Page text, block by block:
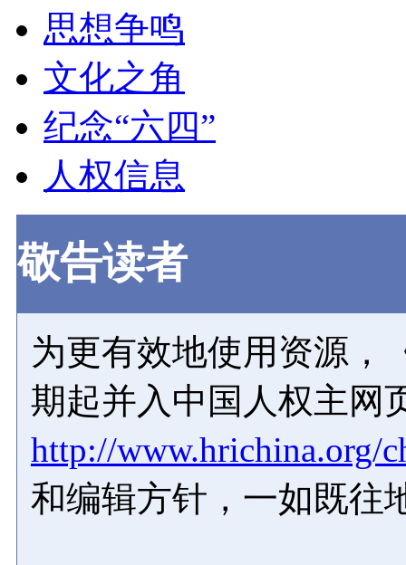
思想争鸣
文化之角
纪念“六四”
人权信息
敬告读者
为更有效地使用资源，
期起并入中国人权主网
http://www.hrichina.org/
和编辑方针，一如既往